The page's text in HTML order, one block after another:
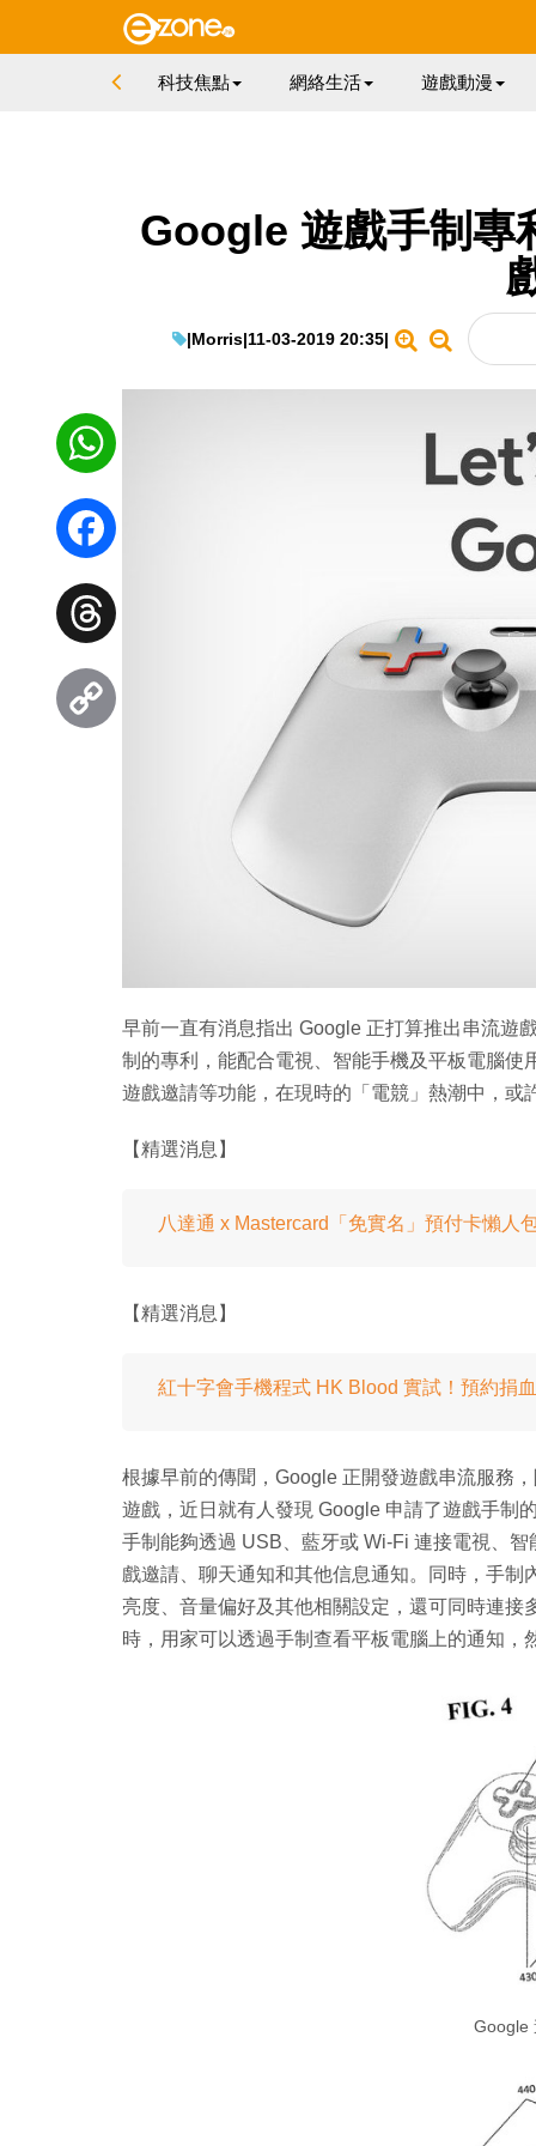
科技焦點 網絡生活 遊戲動漫
Google 遊戲手制專
|Morris|11-03-2019 20:35|
早前一直有消息指出 Google 正打算推出串流遊
制的專利，能配合電視、智能手機及平板電腦
遊戲邀請等功能，在現時的「電競」熱潮中，或
【精選消息】
八達通 x Mastercard「免實名」預付卡懶人
【精選消息】
紅十字會手機程式 HK Blood 實試！預約捐
根據早前的傳聞，Google 正開發遊戲串流服務
遊戲，近日就有人發現 Google 申請了遊戲手制
手制能夠透過 USB、藍牙或 Wi-Fi 連接電視、
戲邀請、聊天通知和其他信息通知。同時，手
亮度、音量偏好及其他相關設定，還可同時連
時，用家可以透過手制查看平板電腦上的通知
Google
WhatsApp
Facebook
Threads